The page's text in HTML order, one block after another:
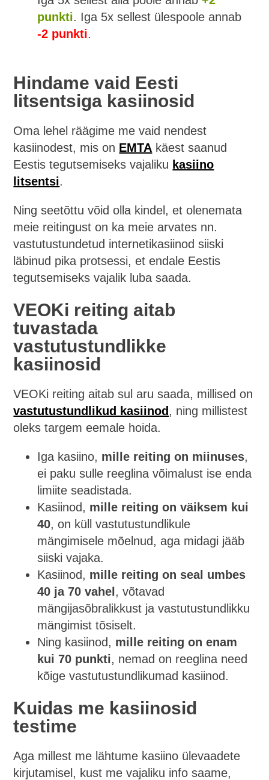
punkti. Iga 5x sellest ülespoole annab
-2 punkti.
Hindame vaid Eesti
litsentsiga kasiinosid
Oma lehel räägime me vaid nendest
kasiinodest, mis on EMTA käest saanud
Eestis tegutsemiseks vajaliku kasiino
litsentsi.
Ning seetõttu võid olla kindel, et olenemata
meie reitingust on ka meie arvates nn.
vastutustundetud internetikasiinod siiski
läbinud pika protsessi, et endale Eestis
tegutsemiseks vajalik luba saada.
VEOKi reiting aitab
tuvastada
vastutustundlikke
kasiinosid
VEOKi reiting aitab sul aru saada, millised on
vastutustundlikud kasiinod, ning millistest
oleks targem eemale hoida.
Iga kasiino, mille reiting on miinuses,
ei paku sulle reeglina võimalust ise enda
limiite seadistada.
Kasiinod, mille reiting on väiksem kui
40, on küll vastutustundlikule
mängimisele mõelnud, aga midagi jääb
siiski vajaka.
Kasiinod, mille reiting on seal umbes
40 ja 70 vahel , võtavad
mängijasõbralikkust ja vastutustundlikku
mängimist tõsiselt.
Ning kasiinod, mille reiting on enam
kui 70 punkti, nemad on reeglina need
kõige vastutustundlikumad kasiinod.
Kuidas me kasiinosid
testime
Aga millest me lähtume kasiino ülevaadete
kirjutamisel, kust me vajaliku info saame,